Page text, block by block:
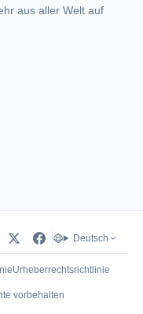
aus aller Welt auf
Deutsch
Urheberrechtsrichtlinie
in neuem Tab)
vorbehalten